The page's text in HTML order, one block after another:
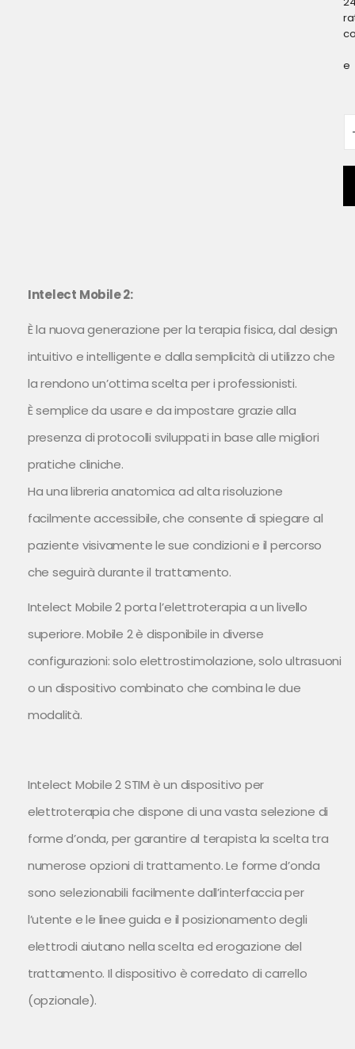
e
Intelect Mobile 2:
È la nuova generazione per la terapia fisica, dal design
intuitivo e intelligente e dalla semplicità di utilizzo che
la rendono un’ottima scelta per i professionisti.
È semplice da usare e da impostare grazie alla
presenza di protocolli sviluppati in base alle migliori
pratiche cliniche.
Ha una libreria anatomica ad alta risoluzione
facilmente accessibile, che consente di spiegare al
paziente visivamente le sue condizioni e il percorso
che seguirà durante il trattamento.
Intelect Mobile 2 porta l’elettroterapia a un livello
superiore. Mobile 2 è disponibile in diverse
configurazioni: solo elettrostimolazione, solo ultrasuoni
o un dispositivo combinato che combina le due
modalità.
Intelect Mobile 2 STIM è un dispositivo per
elettroterapia che dispone di una vasta selezione di
forme d’onda, per garantire al terapista la scelta tra
numerose opzioni di trattamento. Le forme d’onda
sono selezionabili facilmente dall’interfaccia per
l’utente e le linee guida e il posizionamento degli
elettrodi aiutano nella scelta ed erogazione del
trattamento. Il dispositivo è corredato di carrello
(opzionale).